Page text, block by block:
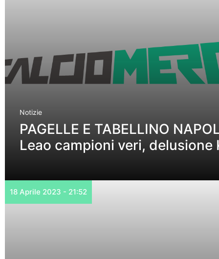
Notizie
PAGELLE E TABELLINO
Leao campioni veri, delusione
18 Aprile 2023 - 21:52